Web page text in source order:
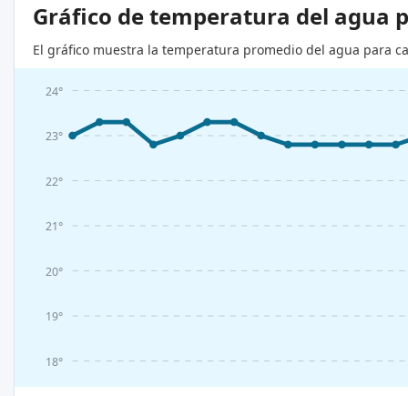
Gráfico de temperatura del agua
El gráfico muestra la temperatura promedio del agua para
18°
19°
20°
21°
22°
23°
24°